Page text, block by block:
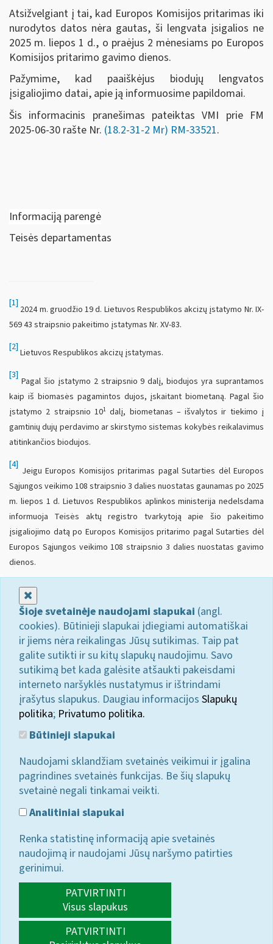
Atsižvelgiant į tai, kad Europos Komisijos pritarimas iki
nurodytos datos nėra gautas, ši lengvata įsigalios ne
2025 m. liepos 1 d., o praėjus 2 mėnesiams po Europos
Komisijos pritarimo gavimo dienos.
Pažymime, kad paaiškėjus biodujų lengvatos
įsigaliojimo datai, apie ją informuosime papildomai.
Šis informacinis pranešimas pateiktas VMI prie FM
2025-06-30 rašte Nr. (18.2-31-2 Mr) RM-33521.
Informaciją parengė
Teisės departamentas
[1]
2024 m. gruodžio 19 d. Lietuvos Respublikos akcizų įstatymo Nr. IX-
569 43 straipsnio pakeitimo įstatymas Nr. XV-83.
[2]
Lietuvos Respublikos akcizų įstatymas.
[3]
Pagal šio įstatymo 2 straipsnio 9 dalį, biodujos yra suprantamos
kaip iš biomasės pagamintos dujos, įskaitant biometaną. Pagal šio
įstatymo 2 straipsnio 101dalį, biometanas – išvalytos ir tiekimo į
gamtinių dujų perdavimo ar skirstymo sistemas kokybės reikalavimus
atitinkančios biodujos.
[4]
Jeigu Europos Komisijos pritarimas pagal Sutarties dėl Europos
Sąjungos veikimo 108 straipsnio 3 dalies nuostatas gaunamas po 2025
m. liepos 1 d. Lietuvos Respublikos aplinkos ministerija nedelsdama
informuoja Teisės aktų registro tvarkytoją apie šio pakeitimo
įsigaliojimo datą po Europos Komisijos pritarimo pagal Sutarties dėl
Europos Sąjungos veikimo 108 straipsnio 3 dalies nuostatas gavimo
dienos.
Šioje svetainėje naudojami slapukai (angl.
cookies). Būtinieji slapukai įdiegiami automatiškai
ir jiems nėra reikalingas Jūsų sutikimas. Taip pat
galite sutikti ir su kitų slapukų naudojimu. Savo
sutikimą bet kada galėsite atšaukti pakeisdami
interneto naršyklės nustatymus ir ištrindami
įrašytus slapukus. Daugiau informacijos Slapukų
politika; Privatumo politika.
Būtinieji slapukai
Naudojami sklandžiam svetainės veikimui ir įgalina
pagrindines svetainės funkcijas. Be šių slapukų
svetainė negali tinkamai veikti.
Analitiniai slapukai
Renka statistinę informaciją apie svetainės
naudojimą ir naudojami Jūsų naršymo patirties
gerinimui.
PATVIRTINTI
Visus slapukus
PATVIRTINTI